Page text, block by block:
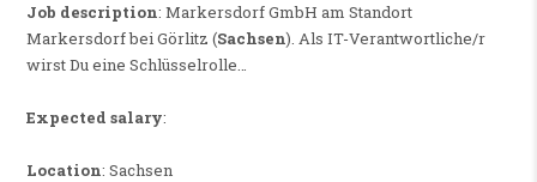
Job description: Markersdorf GmbH am Standort
Markersdorf bei Görlitz (Sachsen). Als IT-Verantwortliche/r
wirst Du eine Schlüsselrolle…
Expected salary:
Location: Sachsen